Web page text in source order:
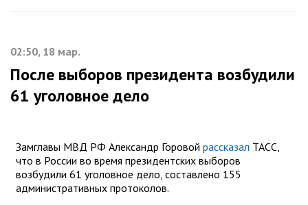
02:50, 18 мар.
После выборов президента возбудили
61 уголовное дело
Замглавы МВД РФ Александр Горовой рассказал ТАСС,
что в России во время президентских выборов
возбудили 61 уголовное дело, составлено 155
административных протоколов.